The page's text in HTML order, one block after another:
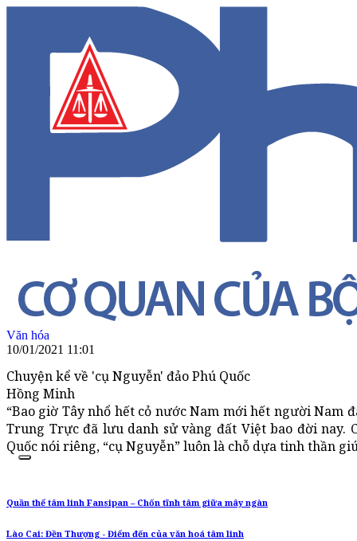
Văn hóa
10/01/2021 11:01
Chuyện kể về 'cụ Nguyễn' đảo Phú Quốc
Hồng Minh
“Bao giờ Tây nhổ hết cỏ nước Nam mới hết người Nam
Trung Trực đã lưu danh sử vàng đất Việt bao đời nay.
Quốc nói riêng, “cụ Nguyễn” luôn là chỗ dựa tinh thần
Quần thể tâm linh Fansipan – Chốn tĩnh tâm giữa mây ngàn
Lào Cai: Đền Thượng - Điểm đến của văn hoá tâm linh